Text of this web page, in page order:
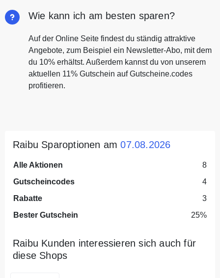
Wie kann ich am besten sparen?
Auf der Online Seite findest du ständig attraktive
Angebote, zum Beispiel ein Newsletter-Abo, mit dem
du 10% erhältst. Außerdem kannst du von unserem
aktuellen 11% Gutschein auf Gutscheine.codes
profitieren.
Raibu Sparoptionen am07.08.2026
Alle Aktionen
8
Gutscheincodes
4
Rabatte
3
Bester Gutschein
25%
Raibu Kunden interessieren sich auch für
diese Shops